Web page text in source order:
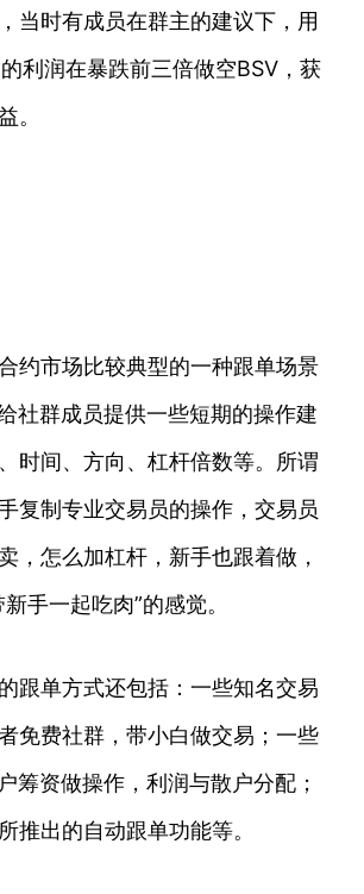
当时有成员在群主的建议下，用
利润在暴跌前三倍做空BSV，获
。
约市场比较典型的一种跟单场景
群成员提供一些短期的操作建
时间、方向、杠杆倍数等。所谓
复制专业交易员的操作，交易员
，怎么加杠杆，新手也跟着做，
手一起吃肉”的感觉。
跟单方式还包括：一些知名交易
免费社群，带小白做交易；一些
筹资做操作，利润与散户分配；
推出的自动跟单功能等。